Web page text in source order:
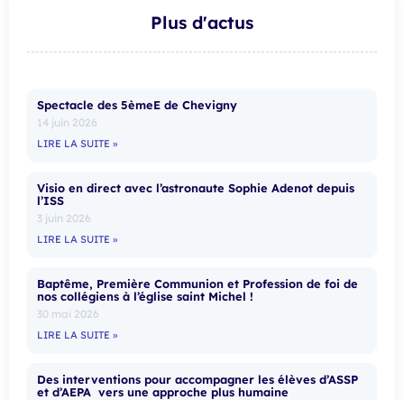
Plus d'actus
Spectacle des 5èmeE de Chevigny
14 juin 2026
LIRE LA SUITE »
Visio en direct avec l’astronaute Sophie Adenot depuis
l’ISS
3 juin 2026
LIRE LA SUITE »
Baptême, Première Communion et Profession de foi de
nos collégiens à l’église saint Michel !
30 mai 2026
LIRE LA SUITE »
Des interventions pour accompagner les élèves d’ASSP
et d’AEPA vers une approche plus humaine